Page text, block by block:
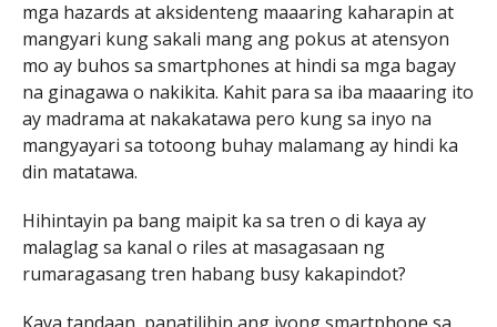
mga hazards at aksidenteng maaaring kaharapin at
mangyari kung sakali mang ang pokus at atensyon
mo ay buhos sa smartphones at hindi sa mga bagay
na ginagawa o nakikita. Kahit para sa iba maaaring ito
ay madrama at nakakatawa pero kung sa inyo na
mangyayari sa totoong buhay malamang ay hindi ka
din matatawa.
Hihintayin pa bang maipit ka sa tren o di kaya ay
malaglag sa kanal o riles at masagasaan ng
rumaragasang tren habang busy kakapindot?